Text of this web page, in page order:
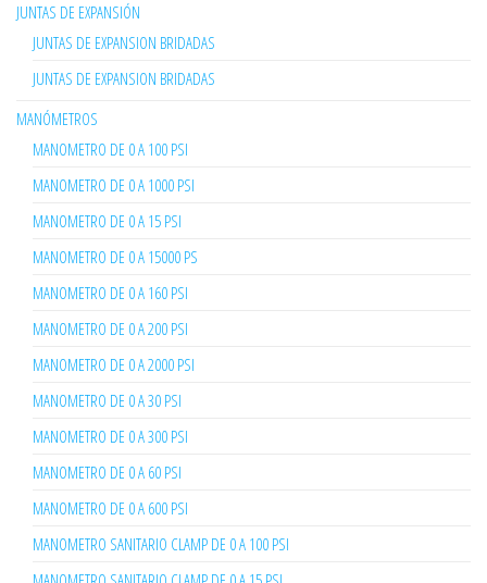
JUNTAS DE EXPANSIÓN
JUNTAS DE EXPANSION BRIDADAS
JUNTAS DE EXPANSION BRIDADAS
MANÓMETROS
MANOMETRO DE 0 A 100 PSI
MANOMETRO DE 0 A 1000 PSI
MANOMETRO DE 0 A 15 PSI
MANOMETRO DE 0 A 15000 PS
MANOMETRO DE 0 A 160 PSI
MANOMETRO DE 0 A 200 PSI
MANOMETRO DE 0 A 2000 PSI
MANOMETRO DE 0 A 30 PSI
MANOMETRO DE 0 A 300 PSI
MANOMETRO DE 0 A 60 PSI
MANOMETRO DE 0 A 600 PSI
MANOMETRO SANITARIO CLAMP DE 0 A 100 PSI